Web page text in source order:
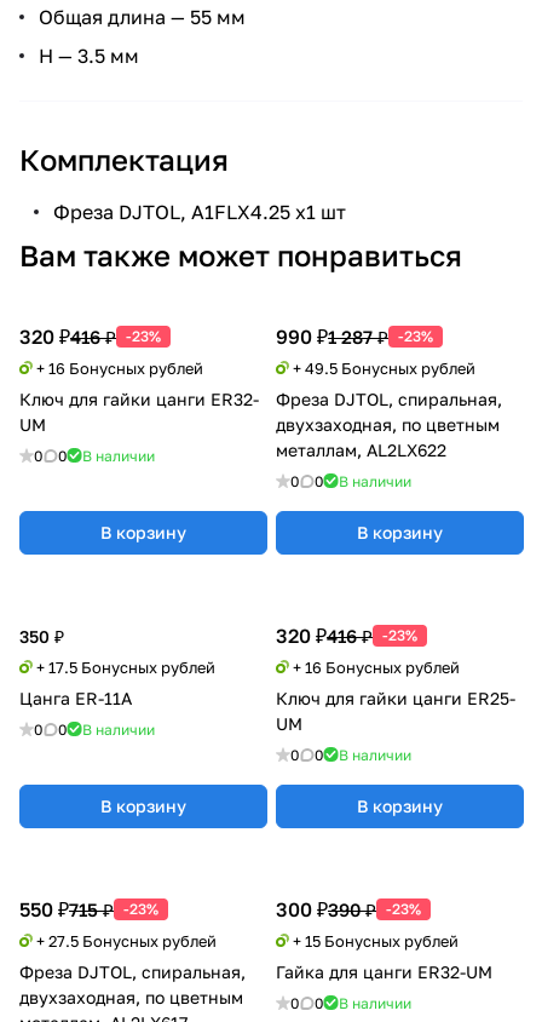
Общая длина — 55 мм
H — 3.5 мм
Комплектация
Фреза DJTOL, A1FLX4.25 х1 шт
Вам также может понравиться
320 ₽416 ₽ -23%
+ 16 Бонусных рублей
Ключ для гайки цанги ER32-
UM
0 0 В наличии
В корзину
990 ₽1 287 ₽ -23%
+ 49.5 Бонусных рублей
Фреза DJTOL, спиральная,
двухзаходная, по цветным
металлам, AL2LX622
0 0 В наличии
В корзину
320 ₽416 ₽ -23%
+ 16 Бонусных рублей
Ключ для гайки цанги ER25-
UM
0 0 В наличии
В корзину
550 ₽715 ₽ -23%
+ 27.5 Бонусных рублей
Фреза DJTOL, спиральная,
двухзаходная, по цветным
300 ₽390 ₽ -23%
+ 15 Бонусных рублей
Гайка для цанги ER32-UM
0 0 В наличии
350 ₽
+ 17.5 Бонусных рублей
Цанга ER-11A
0 0 В наличии
В корзину